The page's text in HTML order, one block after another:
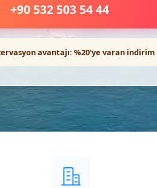
+90 532 503 54 44
avantajı: %20'ye varan indirim